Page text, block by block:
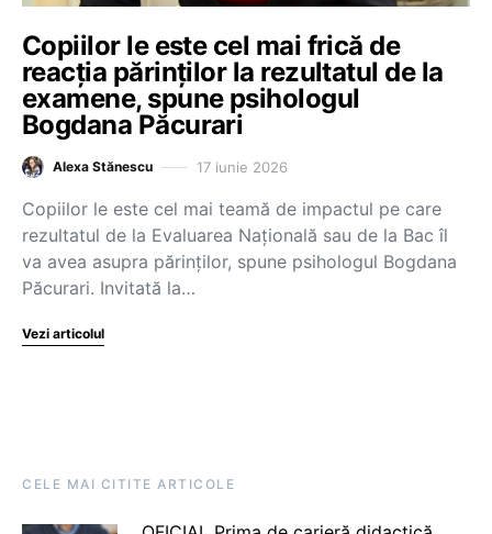
Copiilor le este cel mai frică de
reacția părinților la rezultatul de la
examene, spune psihologul
Bogdana Păcurari
Alexa Stănescu 17 iunie 2026
Copiilor le este cel mai teamă de impactul pe care
rezultatul de la Evaluarea Națională sau de la Bac îl
va avea asupra părinților, spune psihologul Bogdana
Păcurari. Invitată la…
Vezi articolul
CELE MAI CITITE ARTICOLE